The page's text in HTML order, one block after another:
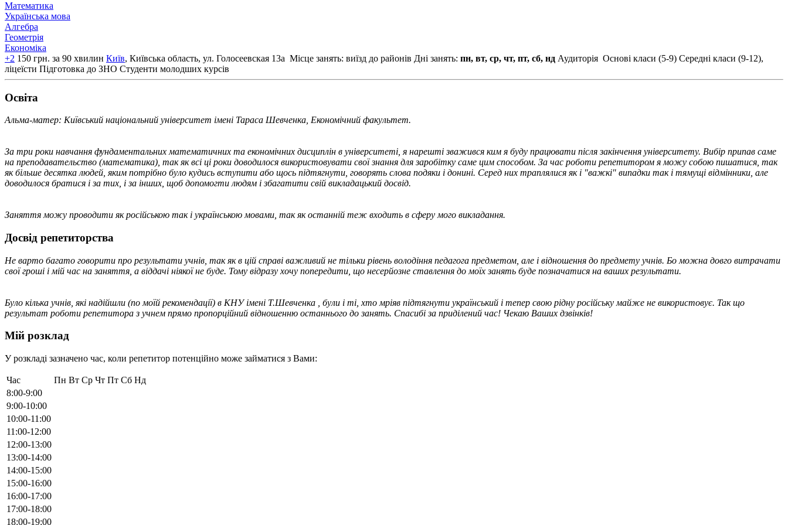
Математика
Українська мова
Алгебра
Геометрія
Економіка
+2 150 грн. за 90 хвилин Київ, Київська область, ул. Голосеевская 13а Місце занять: виїзд до районів Дні занять: пн, вт, ср, чт, пт, сб, нд Аудиторія Основі класи (5-9) Середні класи (9-12),
ліцеїсти Підготовка до ЗНО Студенти молодших курсів
Освiта
Альма-матер: Київський національний університет імені Тараса Шевченка, Економічний факультет.
За три роки навчання фундаментальних математичних та економічних дисциплін в університеті, я нарешті зважився ким я буду працювати після закінчення університету. Вибір припав саме
на преподавательство (математика), так як всі ці роки доводилося використовувати свої знання для заробітку саме цим способом. За час роботи репетитором я можу собою пишатися, так
як більше десятка людей, яким потрібно було кудись вступити або щось підтягнути, говорять слова подяки і донині. Серед них траплялися як і "важкі" випадки так і тямущі відмінники, але
доводилося братися і за тих, і за інших, щоб допомогти людям і збагатити свій викладацький досвід.
Заняття можу проводити як російською так і українською мовами, так як останній теж входить в сферу мого викладання.
Досвід репетиторства
Не варто багато говорити про результати учнів, так як в цій справі важливий не тільки рівень володіння педагога предметом, але і відношення до предмету учнів. Бо можна довго витрачати
свої гроші і мій час на заняття, а віддачі ніякої не буде. Тому відразу хочу попередити, що несерйозне ставлення до моїх занять буде позначатися на ваших результати.
Було кілька учнів, які надійшли (по моїй рекомендації) в КНУ імені Т.Шевченка , були і ті, хто мріяв підтягнути український і тепер свою рідну російську майже не використовує. Так що
результат роботи репетитора з учнем прямо пропорційний відношенню останнього до занять. Спасибі за приділений час! Чекаю Ваших дзвінків!
Мій розклад
У розкладі зазначено час, коли репетитор потенційно може займатися з Вами:
Час Пн Вт Ср Чт Пт Сб Нд
8:00-9:00
9:00-10:00
10:00-11:00
11:00-12:00
12:00-13:00
13:00-14:00
14:00-15:00
15:00-16:00
16:00-17:00
17:00-18:00
18:00-19:00